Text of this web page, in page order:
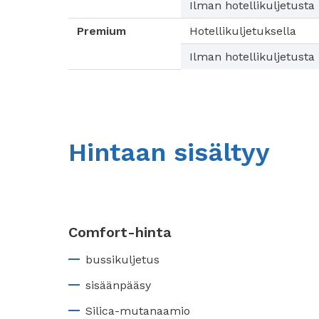
Ilman hotellikuljetusta
Premium
Hotellikuljetuksella
Ilman hotellikuljetusta
Hintaan sisältyy
Comfort-hinta
bussikuljetus
sisäänpääsy
Silica-mutanaamio